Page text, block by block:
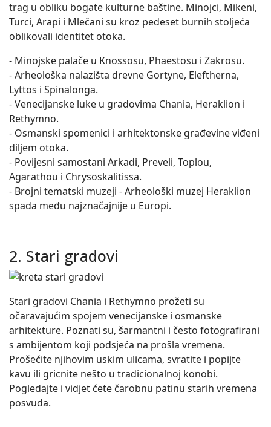
trag u obliku bogate kulturne baštine. Minojci, Mikeni,
Turci, Arapi i Mlečani su kroz pedeset burnih stoljeća
oblikovali identitet otoka.
- Minojske palače u Knossosu, Phaestosu i Zakrosu.
- Arheološka nalazišta drevne Gortyne, Eleftherna,
Lyttos i Spinalonga.
- Venecijanske luke u gradovima Chania, Heraklion i
Rethymno.
- Osmanski spomenici i arhitektonske građevine viđeni
diljem otoka.
- Povijesni samostani Arkadi, Preveli, Toplou,
Agarathou i Chrysoskalitissa.
- Brojni tematski muzeji - Arheološki muzej Heraklion
spada među najznačajnije u Europi.
2. Stari gradovi
Stari gradovi Chania i Rethymno prožeti su
očaravajućim spojem venecijanske i osmanske
arhitekture. Poznati su, šarmantni i često fotografirani
s ambijentom koji podsjeća na prošla vremena.
Prošećite njihovim uskim ulicama, svratite i popijte
kavu ili gricnite nešto u tradicionalnoj konobi.
Pogledajte i vidjet ćete čarobnu patinu starih vremena
posvuda.